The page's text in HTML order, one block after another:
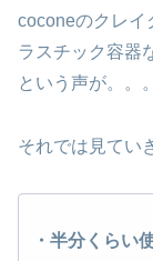
coconeのクレイ
ラスチック容器
という声が。。。
それでは見てい
・半分くらい